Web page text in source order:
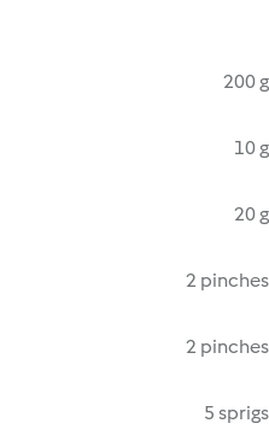
200 g
10 g
20 g
2 pinches
2 pinches
5 sprigs